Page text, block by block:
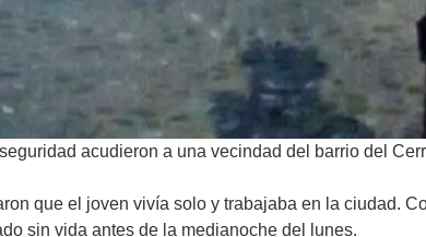
acudieron a una vecindad del barrio del
que el joven vivía solo y trabajaba en la ciudad.
sin vida antes de la medianoche del lunes.